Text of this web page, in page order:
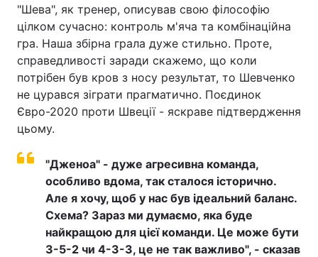
"Шева", як тренер, описував свою філософію
цілком сучасно: контроль м'яча та комбінаційна
гра. Наша збірна грала дуже стильно. Проте,
справедливості заради скажемо, що коли
потрібен був кров з носу результат, то Шевченко
не цурався зіграти прагматично. Поєдинок
Євро-2020 проти Швеції - яскраве підтвердження
цьому.
"Дженоа" - дуже агресивна команда,
особливо вдома, так сталося історично.
Але я хочу, щоб у нас був ідеальний баланс.
Схема? Зараз ми думаємо, яка буде
найкращою для цієї команди. Це може бути
3-5-2 чи 4-3-3, це не так важливо", - сказав